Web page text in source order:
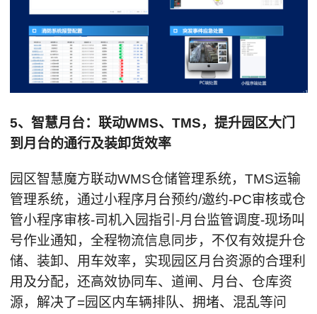
5、智慧月台：联动WMS、TMS，提升园区大门
到月台的通行及装卸货效率
园区智慧魔方联动WMS仓储管理系统，TMS运输
管理系统，通过小程序月台预约/邀约-PC审核或仓
管小程序审核-司机入园指引-月台监管调度-现场叫
号作业通知，全程物流信息同步，不仅有效提升仓
储、装卸、用车效率，实现园区月台资源的合理利
用及分配，还高效协同车、道闸、月台、仓库资
源，解决了=园区内车辆排队、拥堵、混乱等问